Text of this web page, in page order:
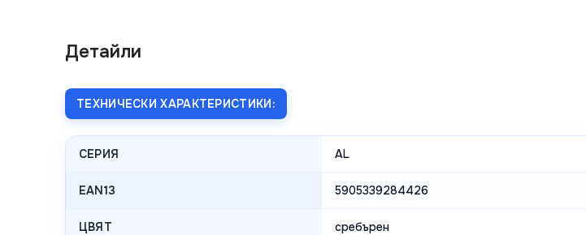
Детайли
ТЕХНИЧЕСКИ ХАРАКТЕРИСТИКИ:
СЕРИЯ AL
EAN13 5905339284426
ЦВЯТ сребърен